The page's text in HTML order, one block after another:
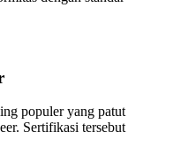
populer yang patut
Sertifikasi tersebut